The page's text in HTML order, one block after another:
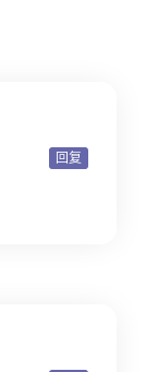
回复